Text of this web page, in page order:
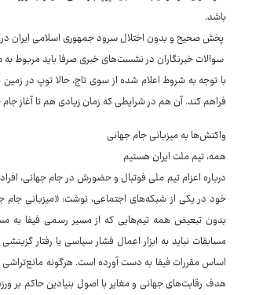
باشد.
پخش صحیح و بدون اختلال سرود جمهوری اسلامی ایران
سوالات خبرنگاران در نشست‌های خبری صرفا باید مربوط
فراهم کند. آن هم در شرایطی که زمان زیادی هم تا آغاز
واکنش‌ها به میزبانی جام جهانی
همه، تیم ملت ایران هستیم
درباره اعزام تیم ملی فوتبال و حضورش در جام جهانی،
خود در یکی از شبکه‌های اجتماعی، نوشت: «میزبانی جام
بدون تبعیض همه تیم‌هایی که از مسیر رسمی فیفا به
مسابقات نباید به ابزار اعمال فشار سیاسی یا رفتار
اساس مقررات فیفا به دست آورده است. هرگونه مانع‌تراشی
هدف رقابت‌های جهانی و مغایر با اصول بنیادین حاکم بر